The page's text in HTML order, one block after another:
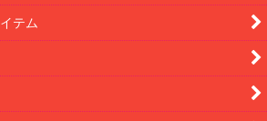
テム